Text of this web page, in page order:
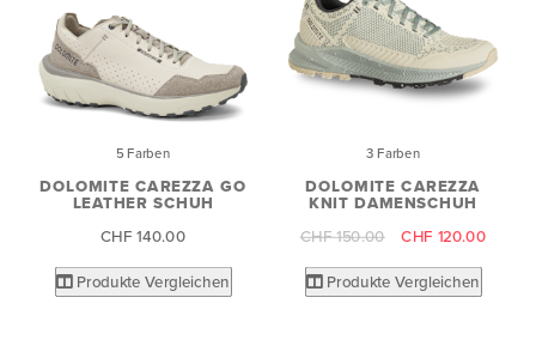
5 Farben
DOLOMITE CAREZZA GO
LEATHER SCHUH
CHF 140.00
Produkte Vergleichen
3 Farben
DOLOMITE CAREZZA
KNIT DAMENSCHUH
CHF 150.00
CHF 120.00
Produkte Vergleichen